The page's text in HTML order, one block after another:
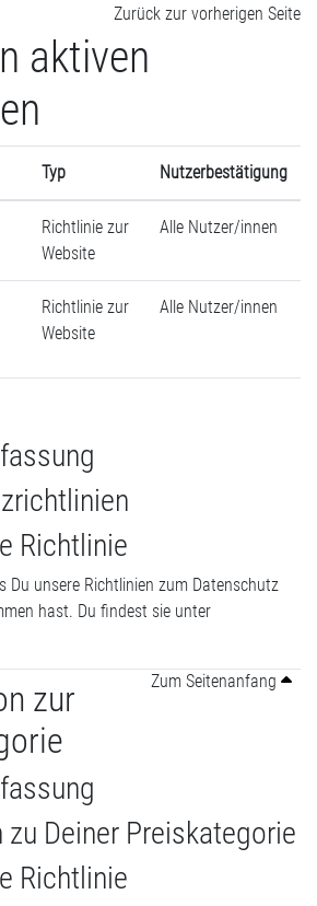
Zurück zur vorherigen Seite
aktiven
Typ Nutzerbestätigung
Richtlinie zur
Website
Alle Nutzer/innen
Richtlinie zur
Website
Alle Nutzer/innen
Richtlinie
Du unsere Richtlinien zum Datenschutz
hast. Du findest sie unter
Zum Seitenanfang
zur
Deiner Preiskategorie
Richtlinie